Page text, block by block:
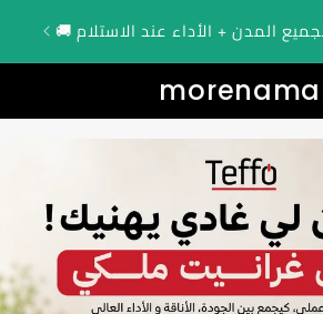
المدن + الأداء عند الاستلام